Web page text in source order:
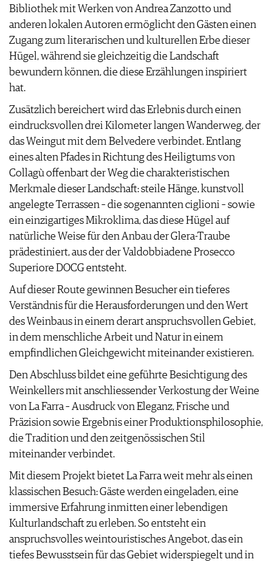
Bibliothek mit Werken von Andrea Zanzotto und
anderen lokalen Autoren ermöglicht den Gästen einen
Zugang zum literarischen und kulturellen Erbe dieser
Hügel, während sie gleichzeitig die Landschaft
bewundern können, die diese Erzählungen inspiriert
hat.
Zusätzlich bereichert wird das Erlebnis durch einen
eindrucksvollen drei Kilometer langen Wanderweg, der
das Weingut mit dem Belvedere verbindet. Entlang
eines alten Pfades in Richtung des Heiligtums von
Collagù offenbart der Weg die charakteristischen
Merkmale dieser Landschaft: steile Hänge, kunstvoll
angelegte Terrassen – die sogenannten ciglioni – sowie
ein einzigartiges Mikroklima, das diese Hügel auf
natürliche Weise für den Anbau der Glera-Traube
prädestiniert, aus der der Valdobbiadene Prosecco
Superiore DOCG entsteht.
Auf dieser Route gewinnen Besucher ein tieferes
Verständnis für die Herausforderungen und den Wert
des Weinbaus in einem derart anspruchsvollen Gebiet,
in dem menschliche Arbeit und Natur in einem
empfindlichen Gleichgewicht miteinander existieren.
Den Abschluss bildet eine geführte Besichtigung des
Weinkellers mit anschliessender Verkostung der Weine
von La Farra – Ausdruck von Eleganz, Frische und
Präzision sowie Ergebnis einer Produktionsphilosophie,
die Tradition und den zeitgenössischen Stil
miteinander verbindet.
Mit diesem Projekt bietet La Farra weit mehr als einen
klassischen Besuch: Gäste werden eingeladen, eine
immersive Erfahrung inmitten einer lebendigen
Kulturlandschaft zu erleben. So entsteht ein
anspruchsvolles weintouristisches Angebot, das ein
tiefes Bewusstsein für das Gebiet widerspiegelt und in